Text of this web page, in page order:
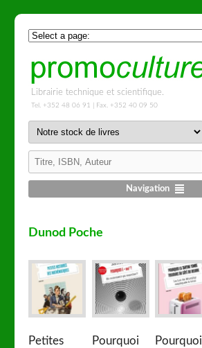
Librairie technique et scientifique.
Tel. +352 48 06 91 | Fax. +352 40 09 50
Navigation
Dunod Poche
Petites
Pourquoi
Pourquoi